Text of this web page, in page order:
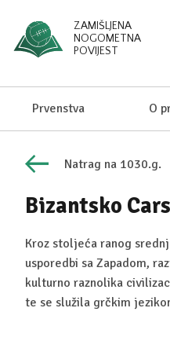
ZAMIŠLJENA
NOGOMETNA
POVIJEST
Prvenstva O
Natrag na 1030.g.
Bizantsko
Kroz stoljeća ranog
usporedbi sa Zapadom,
kulturno raznolika
te se služila grčkim